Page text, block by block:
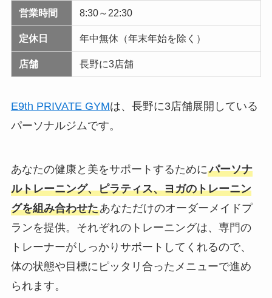
営業時間 8:30～22:30
定休日 年中無休（年末年始を除く）
店舗 長野に3店舗
E9th PRIVATE GYMは、長野に3店舗展開している
パーソナルジムです。
あなたの健康と美をサポートするためにパーソナ
ルトレーニング、ピラティス、ヨガのトレーニン
グを組み合わせたあなただけのオーダーメイドプ
ランを提供。それぞれのトレーニングは、専門の
トレーナーがしっかりサポートしてくれるので、
体の状態や目標にピッタリ合ったメニューで進め
られます。